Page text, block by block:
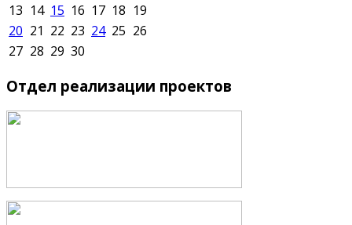
13 14 15 16 17 18 19
20 21 22 23 24 25 26
27 28 29 30
Отдел реализации проектов